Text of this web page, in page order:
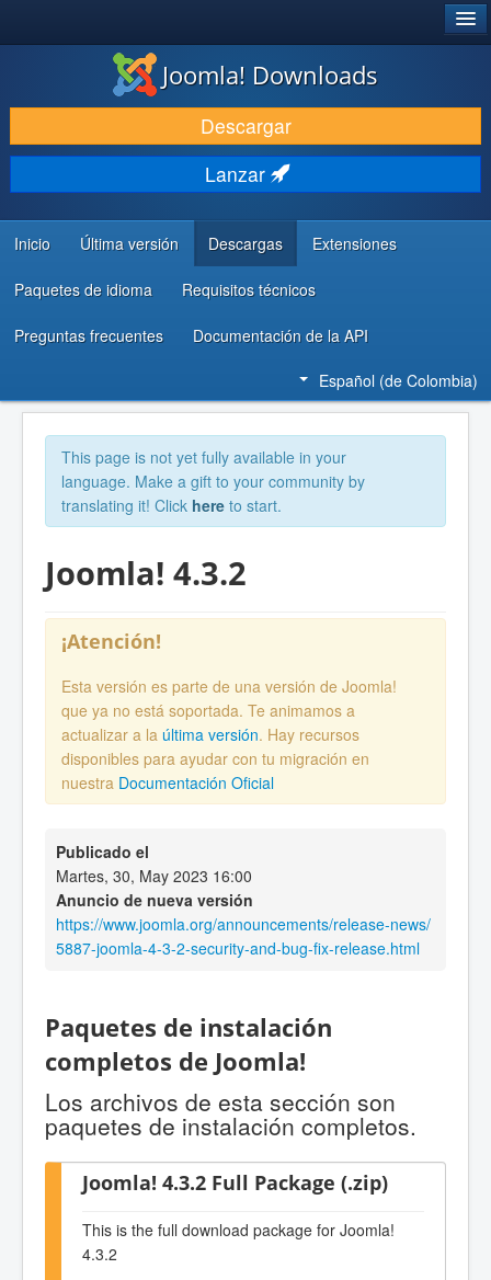
DESCARGAR
DESCUBRE Y APRENDE
COMUNIDAD Y AYUDA
RECURSOS PARA DESARROLLADORES
Joomla! Downloads
Descargar
Lanzar
Inicio Última versión Descargas Extensiones
Paquetes de idioma Requisitos técnicos
Preguntas frecuentes Documentación de la API
Español (de Colombia)
This page is not yet fully available in your
language. Make a gift to your community by
translating it! Click here to start.
Joomla! 4.3.2
¡Atención!
Esta versión es parte de una versión de Joomla!
que ya no está soportada. Te animamos a
actualizar a la última versión. Hay recursos
disponibles para ayudar con tu migración en
nuestra Documentación Oficial
Publicado el
Martes, 30, May 2023 16:00
Anuncio de nueva versión
https://www.joomla.org/announcements/release-news/
5887-joomla-4-3-2-security-and-bug-fix-release.html
Paquetes de instalación
completos de Joomla!
Los archivos de esta sección son
paquetes de instalación completos.
Joomla! 4.3.2 Full Package (.zip)
This is the full download package for Joomla!
4.3.2